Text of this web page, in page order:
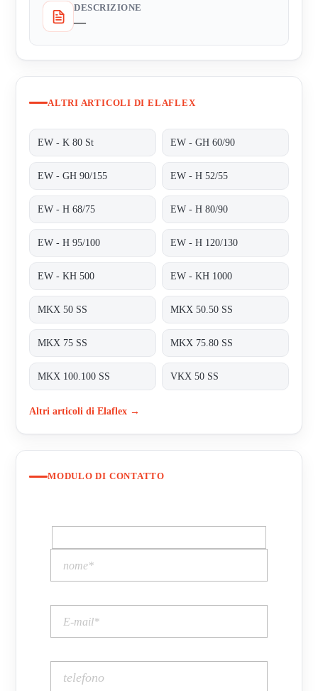
DESCRIZIONE
—
ALTRI ARTICOLI DI ELAFLEX
EW - K 80 St EW - GH 60/90
EW - GH 90/155 EW - H 52/55
EW - H 68/75 EW - H 80/90
EW - H 95/100 EW - H 120/130
EW - KH 500 EW - KH 1000
MKX 50 SS MKX 50.50 SS
MKX 75 SS MKX 75.80 SS
MKX 100.100 SS VKX 50 SS
Altri articoli di Elaflex →
MODULO DI CONTATTO